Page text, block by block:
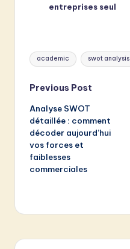
entreprises seul
Tags:
academic swot analysis
Post
navigation
Previous Post
Analyse SWOT
détaillée : comment
décoder aujourd’hui
vos forces et
faiblesses
commerciales